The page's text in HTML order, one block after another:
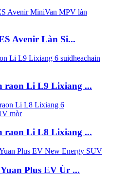
Avenir Làn Si...
raon Li L9 Lixiang ...
raon Li L8 Lixiang ...
Plus EV Ùr ...